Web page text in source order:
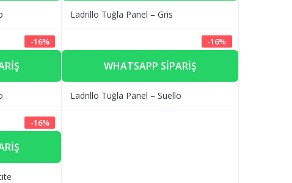
Ladrillo Tuğla Panel – Gris
-16% -16%
WHATSAPP SIPARIŞ
Ladrillo Tuğla Panel – Suello
-16%